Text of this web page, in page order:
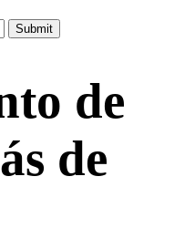
Submit
de
de